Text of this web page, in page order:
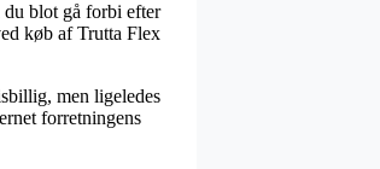
du blot gå forbi efter
køb af Trutta Flex
men ligeledes
forretningens